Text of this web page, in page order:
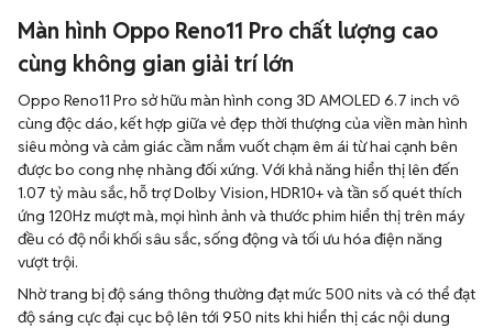
Màn hình Oppo Reno11 Pro chất lượng cao
cùng không gian giải trí lớn
Oppo Reno11 Pro sở hữu màn hình cong 3D AMOLED 6.7 inch vô
cùng độc dáo, kết hợp giữa vẻ đẹp thời thượng của viền màn hình
siêu mỏng và cảm giác cầm nắm vuốt chạm êm ái từ hai cạnh bên
được bo cong nhẹ nhàng đối xứng. Với khả năng hiển thị lên đến
1.07 tỷ màu sắc, hỗ trợ Dolby Vision, HDR10+ và tần số quét thích
ứng 120Hz mượt mà, mọi hình ảnh và thước phim hiển thị trên máy
đều có độ nổi khối sâu sắc, sống động và tối ưu hóa điện năng
vượt trội.
Nhờ trang bị độ sáng thông thường đạt mức 500 nits và có thể đạt
độ sáng cực đại cục bộ lên tới 950 nits khi hiển thị các nội dung